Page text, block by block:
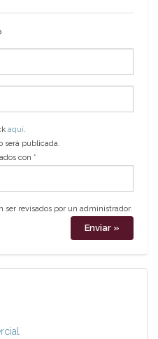
aquí.
será publicada.
con *
ser revisados por un administrador.